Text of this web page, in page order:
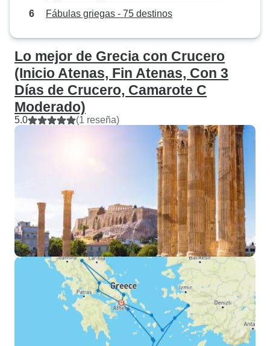
Fábulas griegas - 75 destinos
Lo mejor de Grecia con Crucero
(Inicio Atenas, Fin Atenas, Con 3
Días de Crucero, Camarote C
Moderado)
5.0 (1 reseña)